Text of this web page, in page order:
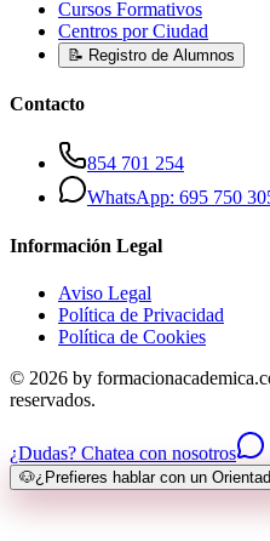
Cursos Formativos
Centros por Ciudad
📝 Registro de Alumnos
Contacto
854 701 254
WhatsApp: 695 750
Información Legal
Aviso Legal
Política de Privacidad
Política de Cookies
© 2026 by
reservados.
¿Dudas? Chatea con nosotros
🐶¿Prefieres hablar con un